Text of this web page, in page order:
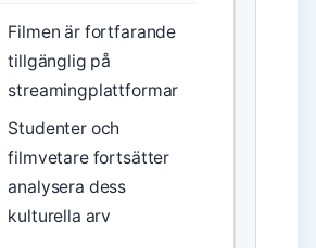
Filmen är fortfarande
tillgänglig på
streamingplattformar
Studenter och
filmvetare fortsätter
analysera dess
kulturella arv